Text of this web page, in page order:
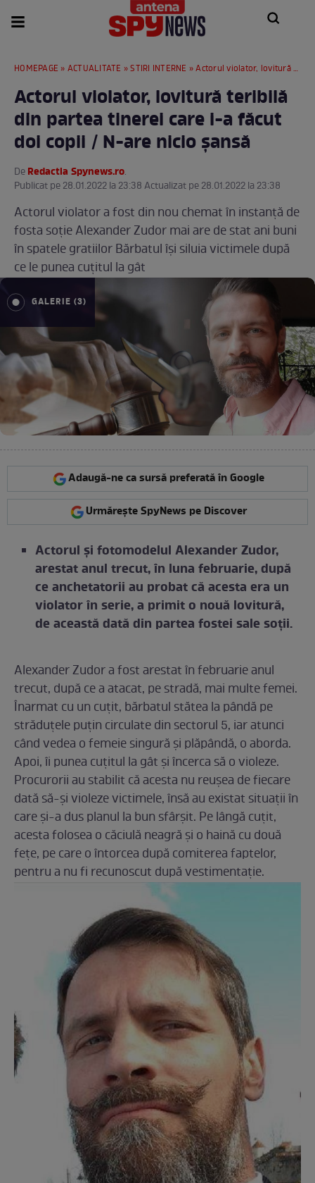
HOMEPAGE » ACTUALITATE »STIRI INTERNE » Actorul violator, lovitură teribilă din partea tinerei care i-a făcut doi copii / N-are nicio șansă
Actorul violator, lovitură teribilă
din partea tinerei care i-a făcut
doi copii / N-are nicio șansă
DeRedactia Spynews.ro.
Publicat pe 28.01.2022 la 23:38 Actualizat pe 28.01.2022 la 23:38
Actorul violator a fost din nou chemat în instanță de
fosta soție Alexander Zudor mai are de stat ani buni
în spatele gratiilor Bărbatul își siluia victimele după
ce le punea cuțitul la gât
GALERIE (3)
Adaugă-ne ca sursă preferată în Google
Urmărește SpyNews pe Discover
Actorul și fotomodelul Alexander Zudor,
arestat anul trecut, în luna februarie, după
ce anchetatorii au probat că acesta era un
violator în serie, a primit o nouă lovitură,
de această dată din partea fostei sale soții.
Alexander Zudor a fost arestat în februarie anul
trecut, după ce a atacat, pe stradă, mai multe femei.
Înarmat cu un cuțit, bărbatul stătea la pândă pe
străduțele puțin circulate din sectorul 5, iar atunci
când vedea o femeie singură și plăpândă, o aborda.
Apoi, îi punea cuțitul la gât și încerca să o violeze.
Procurorii au stabilit că acesta nu reușea de fiecare
dată să-și violeze victimele, însă au existat situații în
care și-a dus planul la bun sfârșit. Pe lângă cuțit,
acesta folosea o căciulă neagră și o haină cu două
fețe, pe care o întorcea după comiterea faptelor,
pentru a nu fi recunoscut după vestimentație.